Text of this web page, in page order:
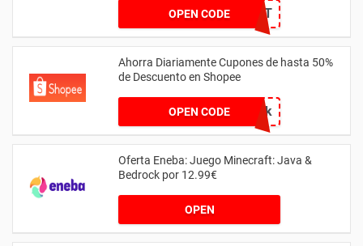
OPEN CODEPROMOHOT
Ahorra Diariamente Cupones de hasta 50%
de Descuento en Shopee
OPEN CODE Link
Oferta Eneba: Juego Minecraft: Java &
Bedrock por 12.99€
OPEN